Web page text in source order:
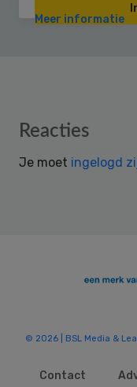
Meer informatie
Reader
Reacties
Je moet ingelogd
© 2026 | BSL Media &
Contact